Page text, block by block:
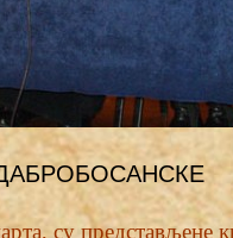
су представљене